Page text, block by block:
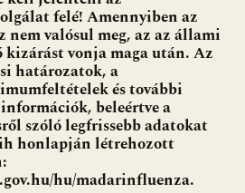
felé! Amennyiben az
valósul meg, az az állami
vonja maga után. Az
határozatok, a
és további
beleértve a
szóló legfrissebb adatokat
honlapján létrehozott
hu/madarinfluenza.